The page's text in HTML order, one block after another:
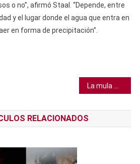
o no”, afirmó Staal. “Depende, entre
y el lugar donde el agua que entra en
en forma de precipitación”.
La mula más antigua de Europa Occidental es hallada en un cementerio de la Edad de Hierro
RELACIONADOS